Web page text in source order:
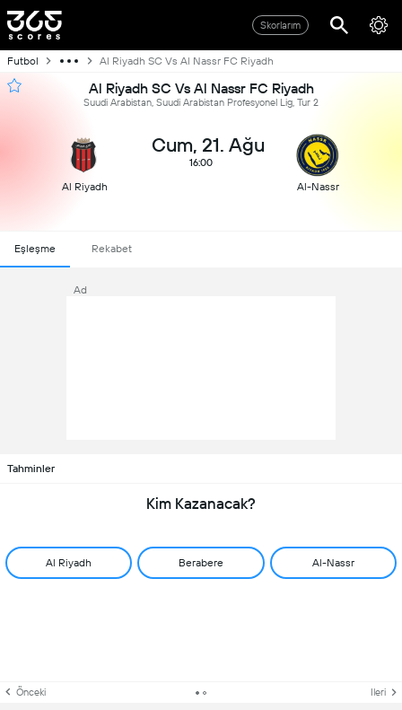
Skorlarım
Futbol Al Riyadh SC Vs Al Nassr FC Riyadh
Al Riyadh SC Vs Al Nassr FC Riyadh
Suudi Arabistan, Suudi Arabistan Profesyonel Lig, Tur 2
Al Riyadh
Cum, 21. Ağu
16:00
Al-Nassr
Eşleşme Rekabet
Ad
Tahminler
Kim Kazanacak?
Al Riyadh Berabere Al-Nassr
Önceki Ileri